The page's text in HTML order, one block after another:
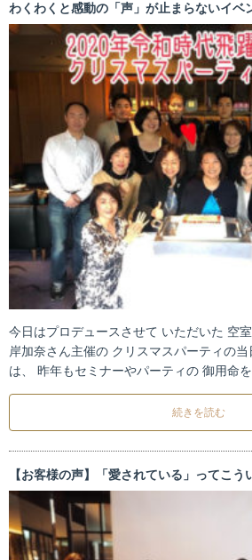
わくわくと感動の「声」が止まらないイベ
今日はプロデュースさせて いただいた 空
岸加奈さん主催の クリスマスパーティ
は、 昨年もセミナーやパーティの 御用命
続きを読む
【お客様の声】「愛されている」ってこう